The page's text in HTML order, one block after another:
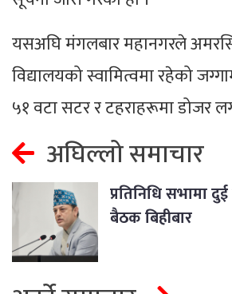
यसअघि मंगलबार महानगरले
विद्यालयको स्वामित्वमा रहेको
५१ वटा सटर र टहराहरूमा डोजर
अघिल्लो समाचार
प्रतिनिधि सभामा
बैठक बिहीबार